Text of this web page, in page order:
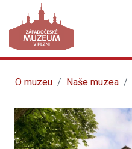
O muzeu Naše muzea